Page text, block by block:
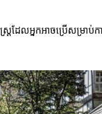
ែលអ្នកអាចប្រើសម្រាប់ក